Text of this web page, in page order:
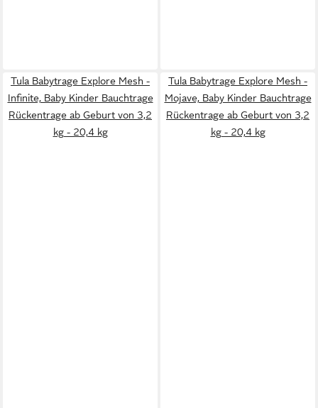
Tula Babytrage Explore Mesh -
Infinite, Baby Kinder Bauchtrage
Rückentrage ab Geburt von 3,2
kg - 20,4 kg
Tula Babytrage Explore Mesh -
Mojave, Baby Kinder Bauchtrage
Rückentrage ab Geburt von 3,2
kg - 20,4 kg